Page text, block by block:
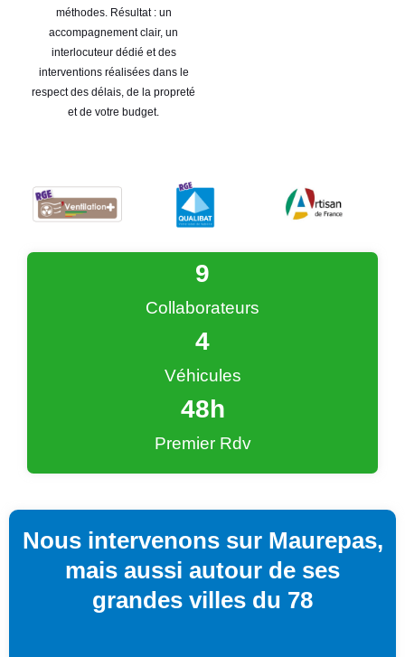
méthodes. Résultat : un
accompagnement clair, un
interlocuteur dédié et des
interventions réalisées dans le
respect des délais, de la propreté
et de votre budget.
Collaborateurs
9
Véhicules
4
Premier Rdv
48h
Nous intervenons sur Maurepas,
mais aussi autour de ses
grandes villes du 78